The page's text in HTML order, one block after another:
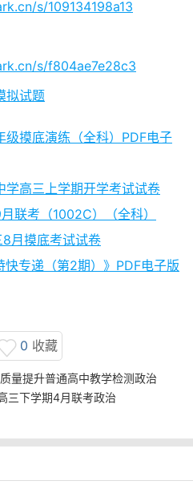
s/109134198a13
s/f804ae7e28c3
拟试题
摸底演练（全科）PDF电子
高三上学期开学考试试卷
联考（1002C）（全科）
月摸底考试试卷
专递（第2期）》PDF电子版
0 收藏
量提升普通高中教学检测政治
三下学期4月联考政治